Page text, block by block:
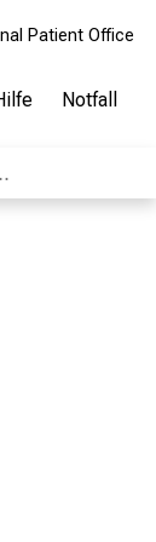
Patient Office
Notfall